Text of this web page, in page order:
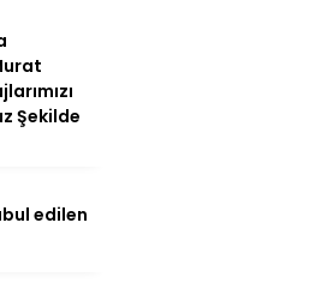
Şekilde
edilen